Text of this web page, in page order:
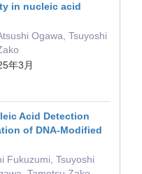
in nucleic acid
Ogawa, Tsuyoshi
年3月
Acid Detection
of DNA-Modified
Fukuzumi, Tsuyoshi